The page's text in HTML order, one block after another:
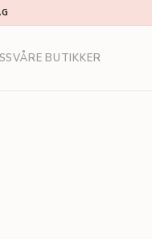
VÅRE BUTIKKER